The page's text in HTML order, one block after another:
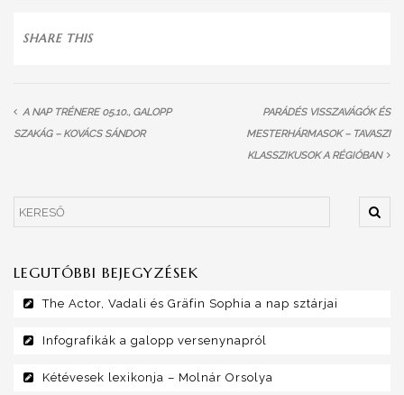
SHARE THIS
A NAP TRÉNERE 05.10., GALOPP
SZAKÁG – KOVÁCS SÁNDOR
PARÁDÉS VISSZAVÁGÓK ÉS
MESTERHÁRMASOK – TAVASZI
KLASSZIKUSOK A RÉGIÓBAN
LEGUTÓBBI BEJEGYZÉSEK
The Actor, Vadali és Gräfin Sophia a nap sztárjai
Infografikák a galopp versenynapról
Kétévesek lexikonja – Molnár Orsolya